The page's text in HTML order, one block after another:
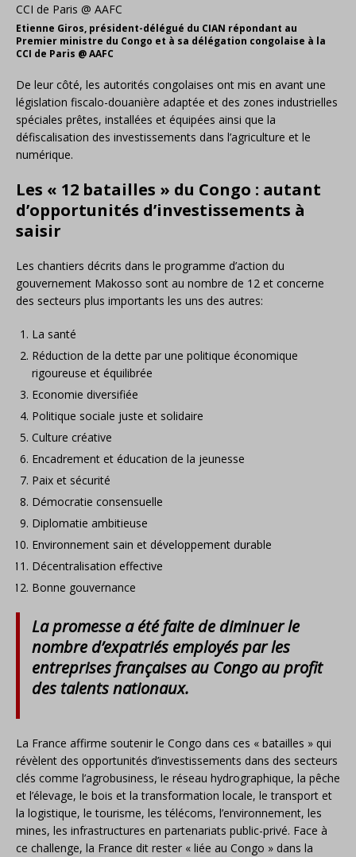
Etienne Giros, président-délégué du CIAN répondant au
Premier ministre du Congo et à sa délégation congolaise à la
CCI de Paris @ AAFC
De leur côté, les autorités congolaises ont mis en avant une
législation fiscalo-douanière adaptée et des zones industrielles
spéciales prêtes, installées et équipées ainsi que la
défiscalisation des investissements dans l’agriculture et le
numérique.
Les « 12 batailles » du Congo : autant
d’opportunités d’investissements à
saisir
Les chantiers décrits dans le programme d’action du
gouvernement Makosso sont au nombre de 12 et concerne
des secteurs plus importants les uns des autres:
La santé
Réduction de la dette par une politique économique
rigoureuse et équilibrée
Economie diversifiée
Politique sociale juste et solidaire
Culture créative
Encadrement et éducation de la jeunesse
Paix et sécurité
Démocratie consensuelle
Diplomatie ambitieuse
Environnement sain et développement durable
Décentralisation effective
Bonne gouvernance
La promesse a été faite de diminuer le
nombre d’expatriés employés par les
entreprises françaises au Congo au profit
des talents nationaux.
La France affirme soutenir le Congo dans ces « batailles » qui
révèlent des opportunités d’investissements dans des secteurs
clés comme l’agrobusiness, le réseau hydrographique, la pêche
et l’élevage, le bois et la transformation locale, le transport et
la logistique, le tourisme, les télécoms, l’environnement, les
mines, les infrastructures en partenariats public-privé. Face à
ce challenge, la France dit rester « liée au Congo » dans la